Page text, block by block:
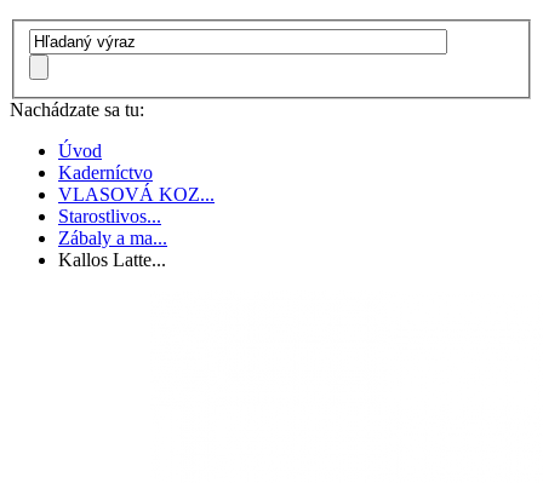
Nachádzate sa tu:
Úvod
Kaderníctvo
VLASOVÁ KOZ...
Starostlivos...
Zábaly a ma...
Kallos Latte...